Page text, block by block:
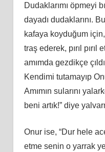
Dudaklarımı öpmeyi
dayadı dudaklarını.
kafaya koyduğum için,
traş ederek, pırıl pırıl
amımda gezdikçe
Kendimi tutamayıp
Amımın sularını
beni artık!” diye
Onur ise, “Dur hele
etme senin o yarrak